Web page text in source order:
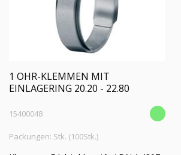
1 OHR-KLEMMEN MIT
EINLAGERING 20.20 - 22.80
15400048
Packungen: Stk. (100Stk.)